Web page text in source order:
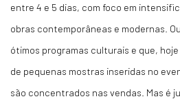
entre 4 e 5 dias, com foco em
obras contemporâneas e modernas.
ótimos programas culturais e que,
de pequenas mostras inseridas no
são concentrados nas vendas. Mas é